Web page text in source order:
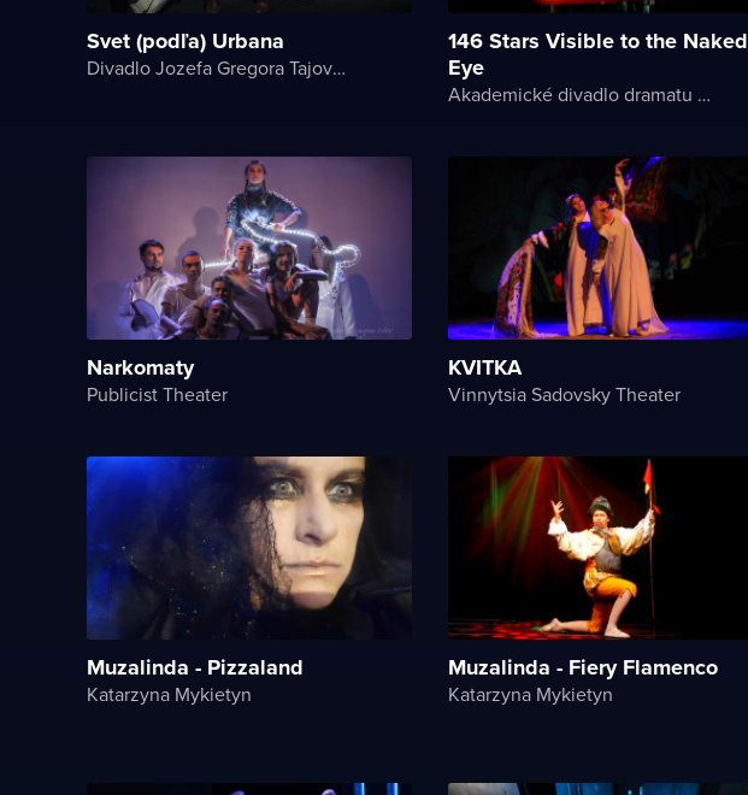
Svet (podľa) Urbana
Divadlo Jozefa Gregora Tajovského
146 Stars Visible to the Naked
Eye
Akademické divadlo dramatu Lesji Ukrajinky
Narkomaty
Publicist Theater
KVITKA
Vinnytsia Sadovsky Theater
Muzalinda - Pizzaland
Katarzyna Mykietyn
Muzalinda - Fiery Flamenco
Katarzyna Mykietyn